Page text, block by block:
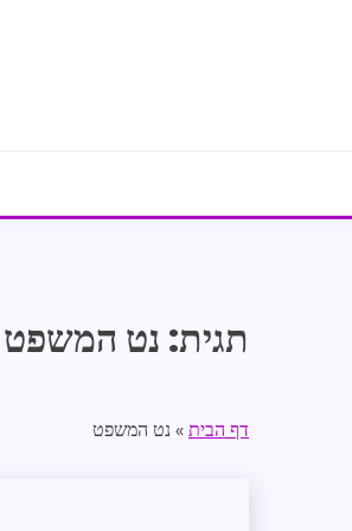
תגית: נט המשפט
דף הבית » נט המשפט